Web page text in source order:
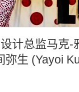
计总监马克
弥生 (Yayoi